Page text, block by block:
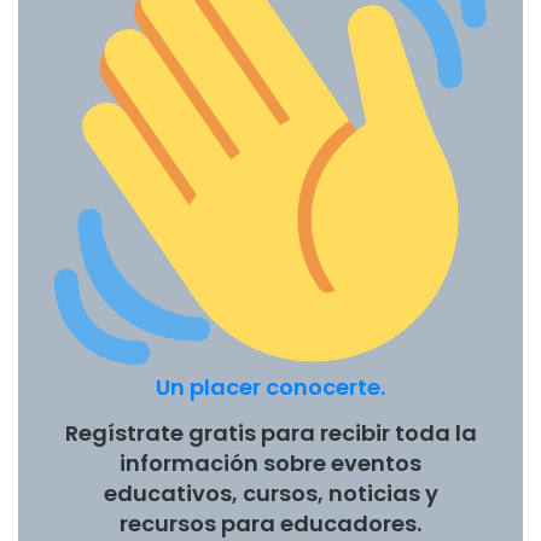
(SENESCYT) al Ministerio de Educación. Esta fusión no
solo tiene implicaciones administrativas, sino que
representa una apuesta por un modelo de gestión
educativa que privilegie la articulación vertical sobre la
especialización horizontal.
El sistema ecuatoriano de educación superior había
evolucionado hacia una estructura tripartita que, si bien
garantizaba equilibrios y controles, también genera
complejidades operativas significativas. El Consejo de
Educación Superior (CES) se encargaba de la planificación
y regulación del sistema; el Consejo de Aseguramiento de
la Calidad de la Educación Superior (CACES) supervisa la
políticas públicas, becas y programas de investigación.
Esta división, inspirada en principios de separación
funcional, ha creado en la práctica un laberinto burocrático
Un placer conocerte.
Regístrate gratis para recibir toda la
información sobre eventos
educativos, cursos, noticias y
recursos para educadores.